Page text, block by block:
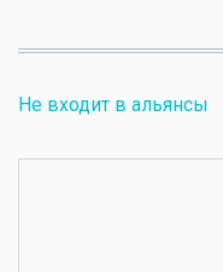
Не входит в альянсы